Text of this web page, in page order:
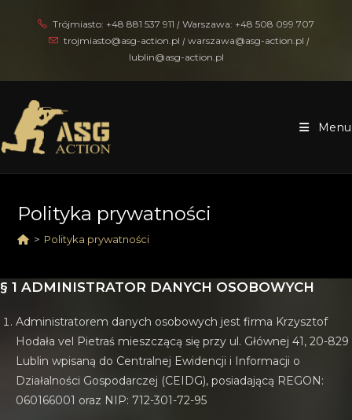
Trójmiasto: +48 881 537 911 | Warszawa: +48 508 099 707
trojmiasto@asg-action.pl | warszawa@asg-action.pl |
lublin@asg-action.pl
Menu
Polityka prywatności
> Polityka prywatności
§ 1 ADMINISTRATOR DANYCH OSOBOWYCH
Administratorem danych osobowych jest firma Krzysztof
Hodała vel Pietraś mieszczącą się przy ul. Głównej 41, 20-829
Lublin wpisaną do Centralnej Ewidencji i Informacji o
Działalności Gospodarczej (CEIDG), posiadającą REGON:
060166001 oraz NIP: 712-301-72-95